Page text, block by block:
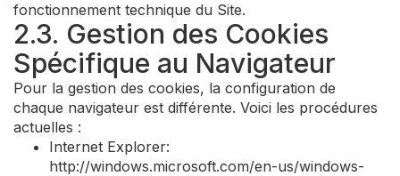
fonctionnement technique du Site.
2.3. Gestion des Cookies
Spécifique au Navigateur
Pour la gestion des cookies, la configuration de
chaque navigateur est différente. Voici les procédures
actuelles :
Internet Explorer:
http://windows.microsoft.com/en-us/windows-